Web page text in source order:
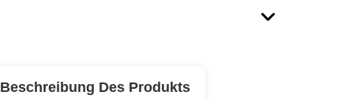
Beschreibung Des Produkts